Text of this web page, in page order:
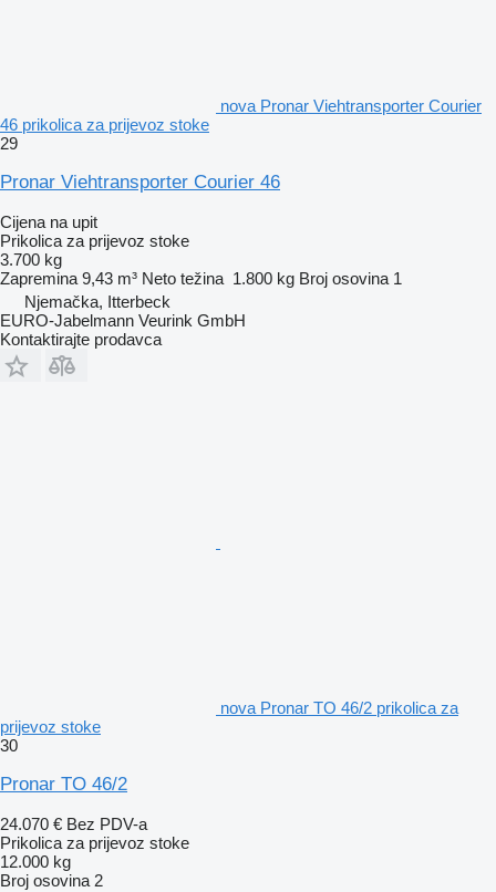
nova Pronar Viehtransporter Courier
46 prikolica za prijevoz stoke
29
Pronar Viehtransporter Courier 46
Cijena na upit
Prikolica za prijevoz stoke
3.700 kg
Zapremina 9,43 m³ Neto težina 1.800 kg Broj osovina 1
Njemačka, Itterbeck
EURO-Jabelmann Veurink GmbH
Kontaktirajte prodavca
nova Pronar TO 46/2 prikolica za
prijevoz stoke
30
Pronar TO 46/2
24.070 € Bez PDV-a
Prikolica za prijevoz stoke
12.000 kg
Broj osovina 2